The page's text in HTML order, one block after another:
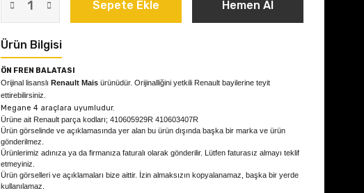
Sepete Ekle Hemen Al
Ürün Bilgisi
ÖN FREN BALATASI
Orijinal lisanslı Renault Mais ürünüdür. Orijinalliğini yetkili Renault bayilerine teyit
ettirebilirsiniz.
Megane 4 araçlara uyumludur.
Ürüne ait Renault parça kodları; 410605929R 410603407R
Ürün görselinde ve açıklamasında yer alan bu ürün dışında başka bir marka ve ürün
gönderilmez.
Ürünlerimiz adınıza ya da firmanıza faturalı olarak gönderilir. Lütfen faturasız almayı teklif
etmeyiniz.
Ürün görselleri ve açıklamaları bize aittir. İzin almaksızın kopyalanamaz, başka bir yerde
kullanılamaz.